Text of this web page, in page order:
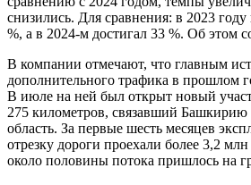
снизились. Для сравнения: в 2023 году
%, а в 2024-м достигал 33 %. Об этом
В компании отмечают, что главным
дополнительного трафика в прошлом
В июле на ней был открыт новый
275 километров, связавший
область. За первые шесть месяцев
отрезку дороги проехали более 3,2
около половины потока пришлось на